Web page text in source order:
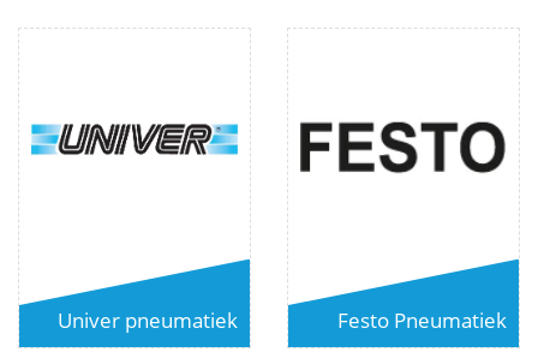
Univer pneumatiek Festo Pneumatiek